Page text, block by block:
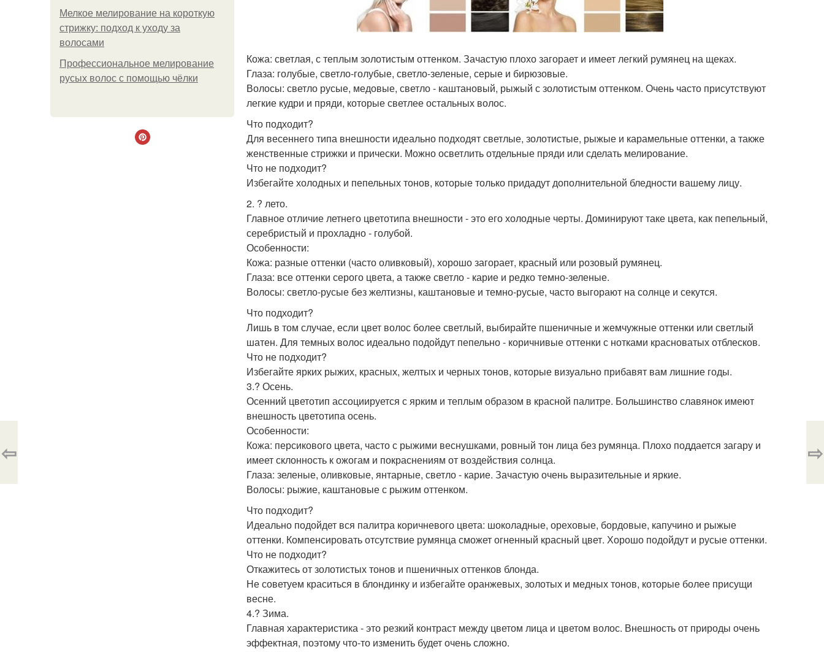
Мелкое мелирование на короткую
стрижку: подход к уходу за
волосами
Профессиональное мелирование
русых волос с помощью чёлки
Кожа: светлая, с теплым золотистым оттенком. Зачастую плохо загорает и имеет легкий румянец на щеках.
Глаза: голубые, светло-голубые, светло-зеленые, серые и бирюзовые.
Волосы: светло русые, медовые, светло - каштановый, рыжый с золотистым оттенком. Очень часто присутствуют
легкие кудри и пряди, которые светлее остальных волос.
Что подходит?
Для весеннего типа внешности идеально подходят светлые, золотистые, рыжые и карамельные оттенки, а также
женственные стрижки и прически. Можно осветлить отдельные пряди или сделать мелирование.
Что не подходит?
Избегайте холодных и пепельных тонов, которые только придадут дополнительной бледности вашему лицу.
2. ? лето.
Главное отличие летнего цветотипа внешности - это его холодные черты. Доминируют таке цвета, как пепельный,
серебристый и прохладно - голубой.
Особенности:
Кожа: разные оттенки (часто оливковый), хорошо загорает, красный или розовый румянец.
Глаза: все оттенки серого цвета, а также светло - карие и редко темно-зеленые.
Волосы: светло-русые без желтизны, каштановые и темно-русые, часто выгорают на солнце и секутся.
Что подходит?
Лишь в том случае, если цвет волос более светлый, выбирайте пшеничные и жемчужные оттенки или светлый
шатен. Для темных волос идеально подойдут пепельно - коричнивые оттенки с нотками красноватых отблесков.
Что не подходит?
Избегайте ярких рыжих, красных, желтых и черных тонов, которые визуально прибавят вам лишние годы.
3.? Осень.
Осенний цветотип ассоциируется с ярким и теплым образом в красной палитре. Большинство славянок имеют
внешность цветотипа осень.
Особенности:
Кожа: персикового цвета, часто с рыжими веснушками, ровный тон лица без румянца. Плохо поддается загару и
имеет склонность к ожогам и покраснениям от воздействия солнца.
Глаза: зеленые, оливковые, янтарные, светло - карие. Зачастую очень выразительные и яркие.
Волосы: рыжие, каштановые с рыжим оттенком.
Что подходит?
Идеально подойдет вся палитра коричневого цвета: шоколадные, ореховые, бордовые, капучино и рыжые
оттенки. Компенсировать отсутствие румянца сможет огненный красный цвет. Хорошо подойдут и русые оттенки.
Что не подходит?
Откажитесь от золотистых тонов и пшеничных оттенков блонда.
Не советуем краситься в блондинку и избегайте оранжевых, золотых и медных тонов, которые более присущи
весне.
4.? Зима.
Главная характеристика - это резкий контраст между цветом лица и цветом волос. Внешность от природы очень
эффектная, поэтому что-то изменить будет очень сложно.
⇦ ⇨